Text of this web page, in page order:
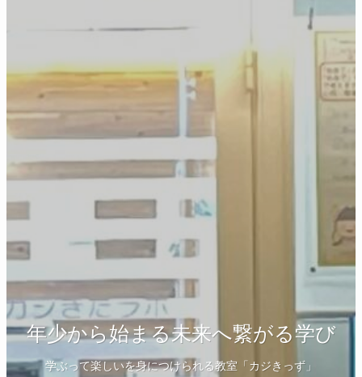
年少から始まる未来へ繋がる学び
学ぶって楽しいを身につけられる教室「カジきっず」